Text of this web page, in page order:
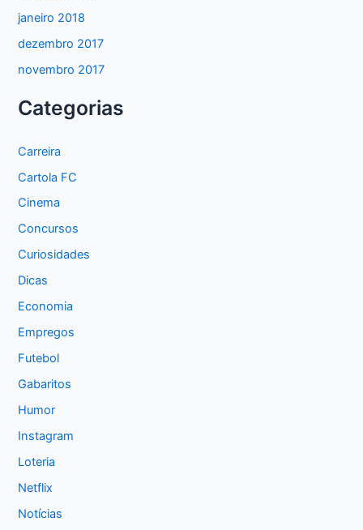
janeiro 2018
dezembro 2017
novembro 2017
Categorias
Carreira
Cartola FC
Cinema
Concursos
Curiosidades
Dicas
Economia
Empregos
Futebol
Gabaritos
Humor
Instagram
Loteria
Netflix
Notícias